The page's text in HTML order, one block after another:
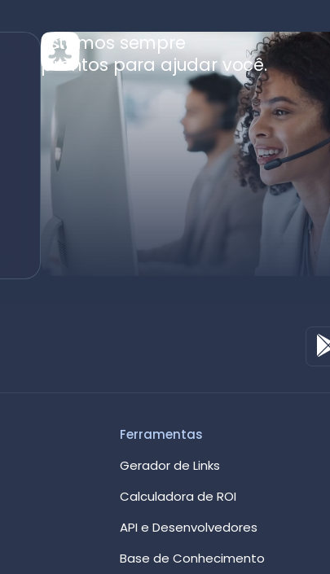
Estamos sempre
prontos para ajudar você.
Ferramentas
Gerador de Links
Calculadora de ROI
API e Desenvolvedores
Base de Conhecimento